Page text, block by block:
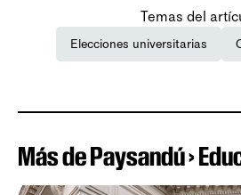
Temas del
Elecciones universitarias
Más de Paysandú ›